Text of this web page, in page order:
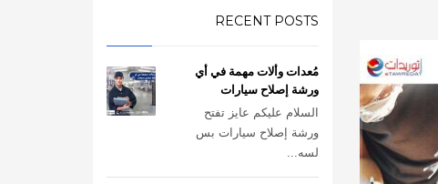
RECENT POSTS
مُعدات وألات مهمة في أي
ورشة إصلاح سيارات
السلام عليكم عايز تفتح
ورشة إصلاح سيارات بس
لسه...